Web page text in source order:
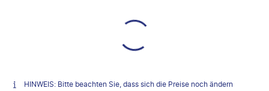
HINWEIS: Bitte beachten Sie, dass sich die Preise noch ändern